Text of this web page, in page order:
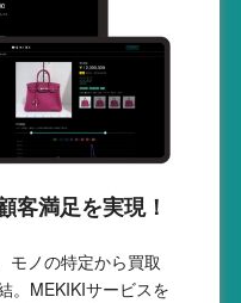
客満足を実現！
モノの特定から買取
。MEKIKIサービスを